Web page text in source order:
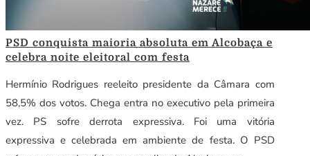
PSD conquista maioria absoluta em Alcobaça e
celebra noite eleitoral com festa
Hermínio Rodrigues reeleito presidente da Câmara com
58,5% dos votos. Chega entra no executivo pela primeira
vez. PS sofre derrota expressiva. Foi uma vitória
expressiva e celebrada em ambiente de festa. O PSD